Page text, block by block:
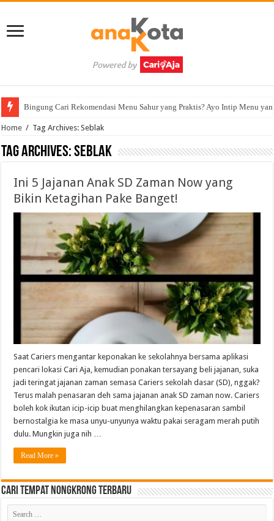
Bingung Cari Rekomendasi Menu Sahur yang Praktis? Ayo Intip Menu
Home / Tag Archives: Seblak
Tag Archives:Seblak
Ini 5 Jajanan Anak SD Zaman Now yang
Bikin Ketagihan Pake Banget!
Saat Cariers mengantar keponakan ke sekolahnya bersama aplikasi
pencari lokasi Cari Aja, kemudian ponakan tersayang beli jajanan, suka
jadi teringat jajanan zaman semasa Cariers sekolah dasar (SD), nggak?
Terus malah penasaran deh sama jajanan anak SD zaman now. Cariers
boleh kok ikutan icip-icip buat menghilangkan kepenasaran sambil
bernostalgia ke masa unyu-unyunya waktu pakai seragam merah putih
dulu. Mungkin juga nih …
Read More »
Cari Tempat Nongkrong Terbaru